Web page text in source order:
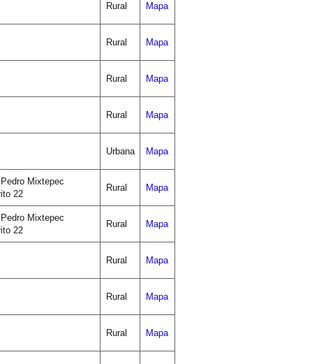
Rural Mapa
Rural Mapa
Rural Mapa
Rural Mapa
Urbana Mapa
Mixtepec
22
Rural Mapa
Mixtepec
22
Rural Mapa
Rural Mapa
Rural Mapa
Rural Mapa